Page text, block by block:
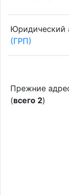
Юридический
(ГРП)
Прежние
(всего 2)